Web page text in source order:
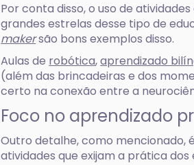
Por conta disso, o uso de
grandes estrelas desse tipo de
makersão bons exemplos disso.
Aulas de robótica,aprendizado
(além das brincadeiras e dos
certo na conexão entre a
Foco no aprendizado
Outro detalhe, como mencionado,
atividades que exijam a prática dos